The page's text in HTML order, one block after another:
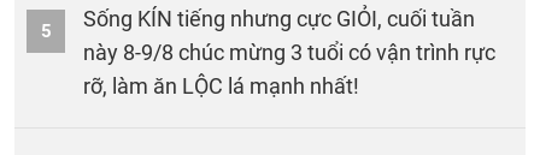
5
Sống KÍN tiếng nhưng cực GIỎI, cuối tuần
này 8-9/8 chúc mừng 3 tuổi có vận trình rực
rỡ, làm ăn LỘC lá mạnh nhất!